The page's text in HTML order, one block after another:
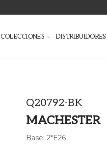
COLECCIONES DISTRIBUIDORES
Q20792-BK
MACHESTER
Base: 2*E26